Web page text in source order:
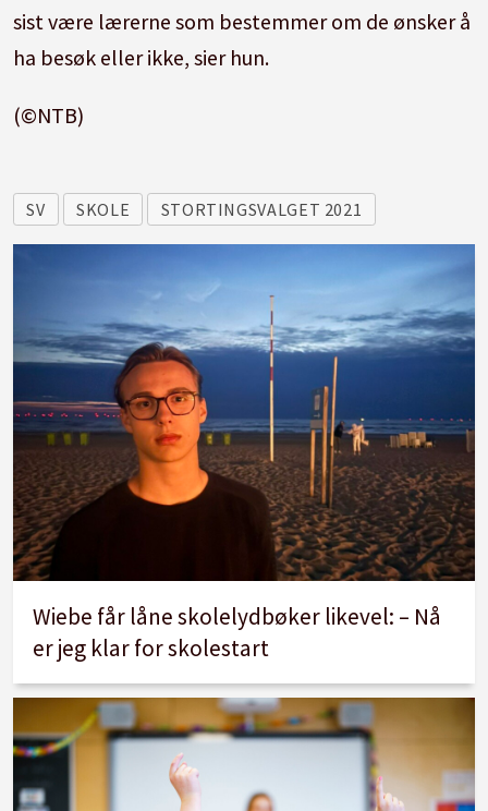
sist være lærerne som bestemmer om de ønsker å
ha besøk eller ikke, sier hun.
(©NTB)
SV SKOLE STORTINGSVALGET 2021
Wiebe får låne skolelydbøker likevel: – Nå
er jeg klar for skolestart